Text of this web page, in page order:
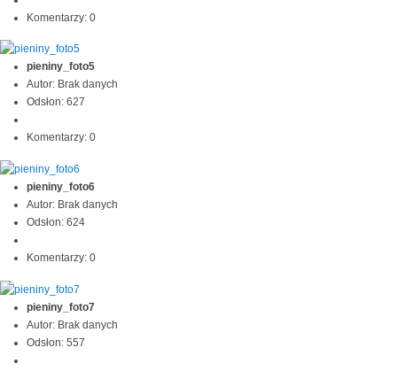
Komentarzy: 0
pieniny_foto5
Autor: Brak danych
Odsłon: 627
Komentarzy: 0
pieniny_foto6
Autor: Brak danych
Odsłon: 624
Komentarzy: 0
pieniny_foto7
Autor: Brak danych
Odsłon: 557